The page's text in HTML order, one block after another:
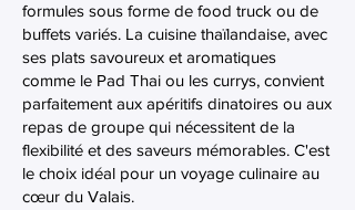
formules sous forme de food truck ou de
buffets variés. La cuisine thaïlandaise, avec
ses plats savoureux et aromatiques
comme le Pad Thai ou les currys, convient
parfaitement aux apéritifs dinatoires ou aux
repas de groupe qui nécessitent de la
flexibilité et des saveurs mémorables. C'est
le choix idéal pour un voyage culinaire au
cœur du Valais.